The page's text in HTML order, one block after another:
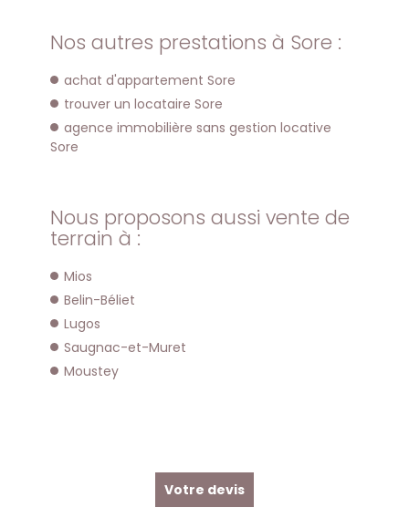
Nos autres prestations à Sore :
achat d'appartement Sore
trouver un locataire Sore
agence immobilière sans gestion locative
Sore
Nous proposons aussi vente de
terrain à :
Mios
Belin-Béliet
Lugos
Saugnac-et-Muret
Moustey
Votre devis